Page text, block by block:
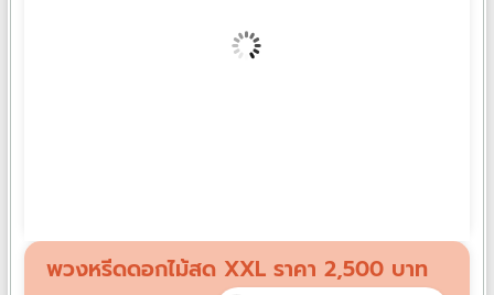
พวงหรีดดอกไม้สด XXL ราคา 2,500 บาท